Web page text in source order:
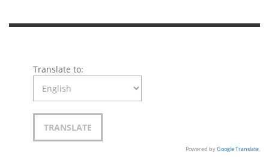
Translate to:
Powered byGoogle Translate.